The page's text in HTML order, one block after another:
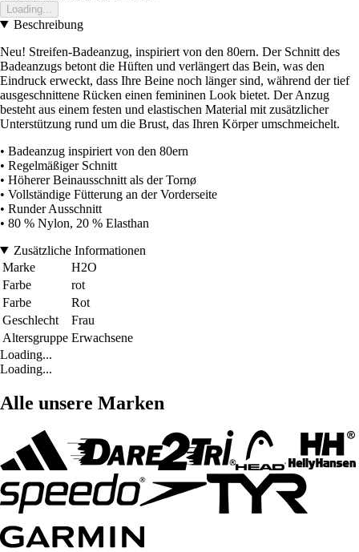
Loading...
Beschreibung
Neu! Streifen-Badeanzug, inspiriert von den 80ern. Der Schnitt des
Badeanzugs betont die Hüften und verlängert das Bein, was den
Eindruck erweckt, dass Ihre Beine noch länger sind, während der tief
ausgeschnittene Rücken einen femininen Look bietet. Der Anzug
besteht aus einem festen und elastischen Material mit zusätzlicher
Unterstützung rund um die Brust, das Ihren Körper umschmeichelt.
• Badeanzug inspiriert von den 80ern
• Regelmäßiger Schnitt
• Höherer Beinausschnitt als der Tornø
• Vollständige Fütterung an der Vorderseite
• Runder Ausschnitt
• 80 % Nylon, 20 % Elasthan
Zusätzliche Informationen
Marke
H2O
Farbe
rot
Farbe
Rot
Geschlecht
Frau
Altersgruppe Erwachsene
Loading...
Loading...
Alle unsere Marken